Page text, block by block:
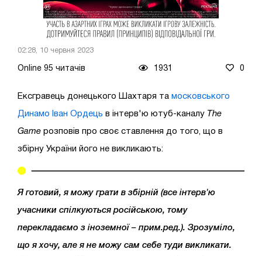
02:28, 10 червня 2023
Online 95 читачів 1931 0
Ексгравець донецького Шахтаря та московського
Динамо Іван Ордець в інтерв'ю ютуб-каналу The
Game розповів про своє ставлення до того, що в
збірну України його не викликають:
Я готовий, я можу грати в збірній (все інтерв'ю
учасники спілкуються російською, тому
перекладаємо з іноземної – прим.ред.). Зрозуміло,
що я хочу, але я не можу сам себе туди викликати.